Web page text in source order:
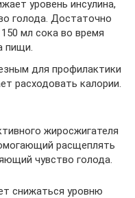
уровень инсулина,
голода. Достаточно
мл сока во время
пищи.
для профилактики
расходовать калории.
жиросжигателя
расщеплять
чувство голода.
снижаться уровню